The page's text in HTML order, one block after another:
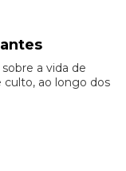
a vida de
ao longo dos